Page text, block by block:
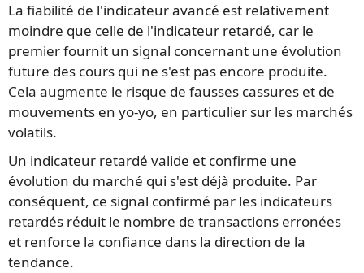
La fiabilité de l'indicateur avancé est relativement
moindre que celle de l'indicateur retardé, car le
premier fournit un signal concernant une évolution
future des cours qui ne s'est pas encore produite.
Cela augmente le risque de fausses cassures et de
mouvements en yo-yo, en particulier sur les marchés
volatils.
Un indicateur retardé valide et confirme une
évolution du marché qui s'est déjà produite. Par
conséquent, ce signal confirmé par les indicateurs
retardés réduit le nombre de transactions erronées
et renforce la confiance dans la direction de la
tendance.